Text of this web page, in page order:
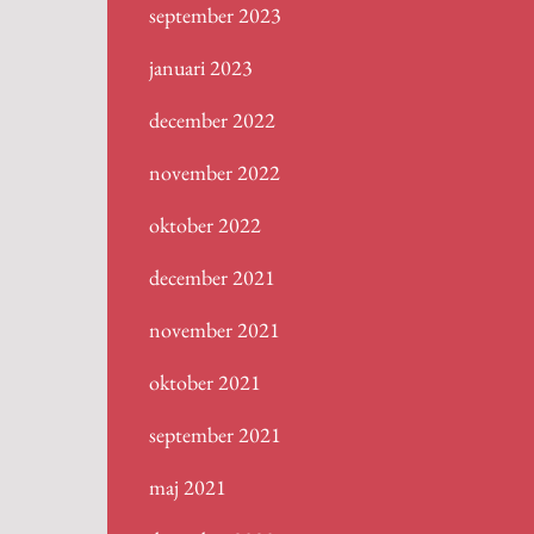
september 2023
januari 2023
december 2022
november 2022
oktober 2022
december 2021
november 2021
oktober 2021
september 2021
maj 2021